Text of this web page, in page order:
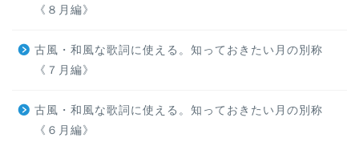
《８月編》
古風・和風な歌詞に使える。知っておきたい月の別称
《７月編》
古風・和風な歌詞に使える。知っておきたい月の別称
《６月編》